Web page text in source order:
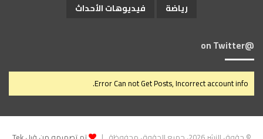
رياضة
فيديوهات الأحداث
@on Twitter
Error Can not Get Posts, Incorrect account info.